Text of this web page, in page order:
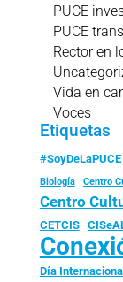
PUCE
PUCE
Rector en
Vida en
Voces
Etiquetas
#SoyDeLaPUCE
Biología
Centro
Centro
CETCIS
Día